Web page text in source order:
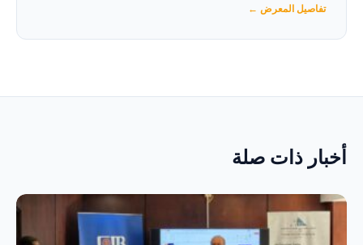
تفاصيل المعرض ←
أخبار ذات صلة